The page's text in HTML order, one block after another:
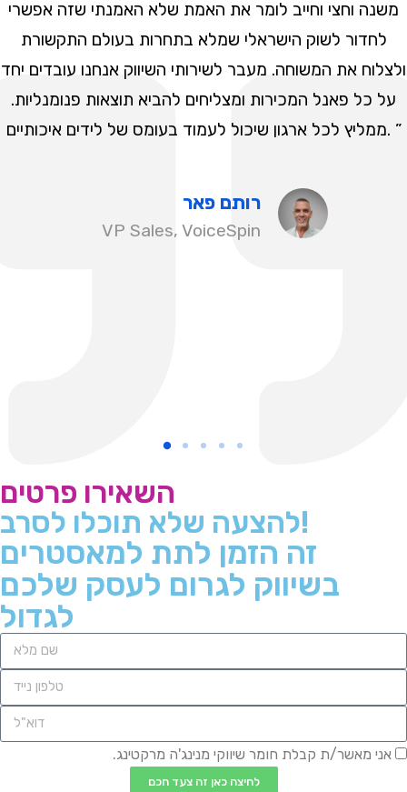
משנה וחצי וחייב לומר את האמת שלא האמנתי שזה אפשרי
לחדור לשוק הישראלי שמלא בתחרות בעולם התקשורת
ולצלוח את המשוחה. מעבר לשירותי השיווק אנחנו עובדים יחד
על כל פאנל המכירות ומצליחים להביא תוצאות פנומנליות.
ממליץ לכל ארגון שיכול לעמוד בעומס של לידים איכותיים. ”
רותם פאר
VP Sales, VoiceSpin
השאירו פרטים
להצעה שלא תוכלו לסרב!
זה הזמן לתת למאסטרים
בשיווק לגרום לעסק שלכם
לגדול
אני מאשר/ת קבלת חומר שיווקי מנינג'ה מרקטינג.
לחיצה כאן זה צעד חכם